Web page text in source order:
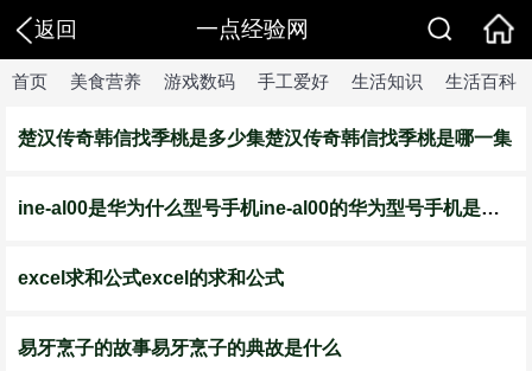
返回 一点经验网
首页 美食营养 游戏数码 手工爱好 生活知识 生活百科
楚汉传奇韩信找季桃是多少集楚汉传奇韩信找季桃是哪一集
ine-al00是华为什么型号手机ine-al00的华为型号手机是什么
excel求和公式excel的求和公式
易牙烹子的故事易牙烹子的典故是什么